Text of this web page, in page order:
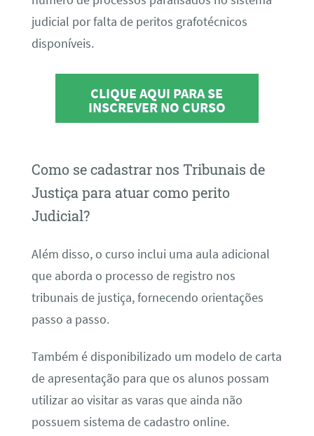
judicial por falta de peritos grafotécnicos
disponíveis.
CLIQUE AQUI PARA SE
INSCREVER NO CURSO
Como se cadastrar nos Tribunais de
Justiça para atuar como perito
Judicial?
Além disso, o curso inclui uma aula adicional
que aborda o processo de registro nos
tribunais de justiça, fornecendo orientações
passo a passo.
Também é disponibilizado um modelo de carta
de apresentação para que os alunos possam
utilizar ao visitar as varas que ainda não
possuem sistema de cadastro online.